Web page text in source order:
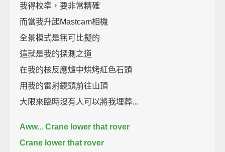
我得校準，要非常精確
而當我升起Mastcam相機
全景模式是無可比擬的
這就是我的探測之道
在我的核反應爐中烘烤紅色石頭
用我的雷射鏡頭前往山頂
大限來臨時沒有人可以將我埋葬...
Aww... Crane lower that rover
Crane lower that rover